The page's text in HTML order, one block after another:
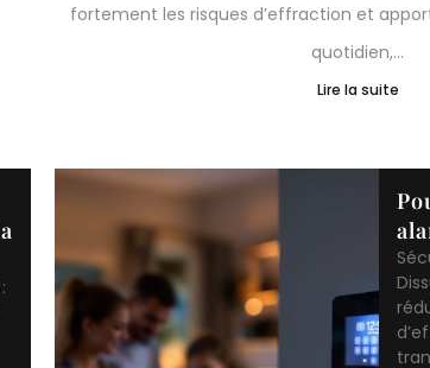
L’installation réussie d’une serrure
rigueur et ce petit...
Lire la suite